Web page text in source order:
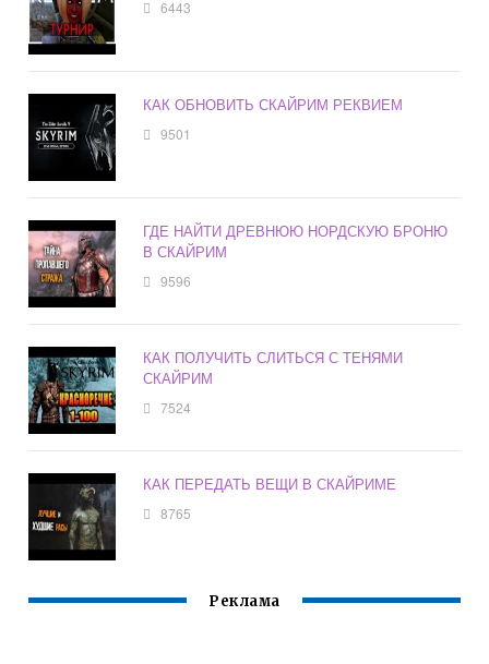
6443
КАК ОБНОВИТЬ СКАЙРИМ РЕКВИЕМ
9501
ГДЕ НАЙТИ ДРЕВНЮЮ НОРДСКУЮ БРОНЮ
В СКАЙРИМ
9596
КАК ПОЛУЧИТЬ СЛИТЬСЯ С ТЕНЯМИ
СКАЙРИМ
7524
КАК ПЕРЕДАТЬ ВЕЩИ В СКАЙРИМЕ
8765
Реклама